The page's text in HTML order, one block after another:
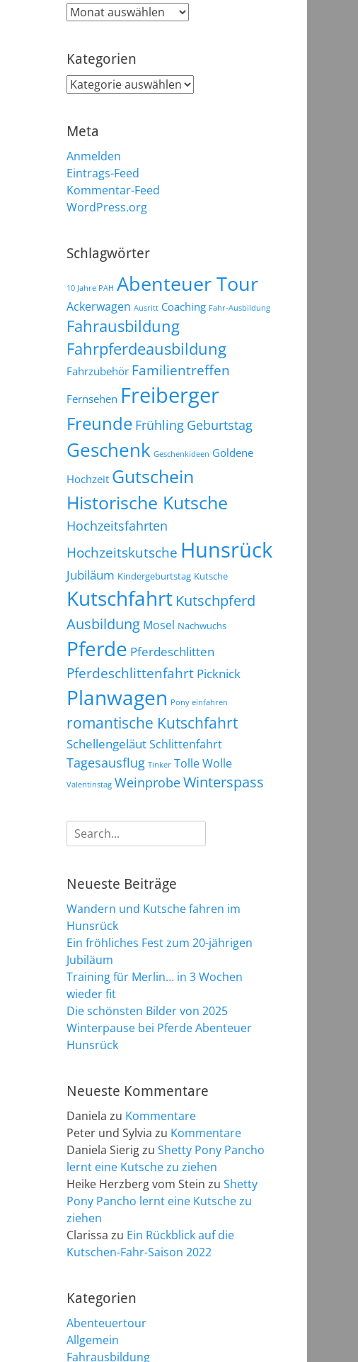
Archiv
Kategorien
Kategorien
Meta
Anmelden
Eintrags-Feed
Kommentar-Feed
WordPress.org
Schlagwörter
10 Jahre PAH Abenteuer Tour
Ackerwagen Ausritt Coaching Fahr-Ausbildung
Fahrausbildung
Fahrpferdeausbildung
Fahrzubehör Familientreffen
Fernsehen Freiberger
Freunde Frühling Geburtstag
Geschenk Geschenkideen Goldene
Hochzeit Gutschein
Historische Kutsche
Hochzeitsfahrten
Hochzeitskutsche Hunsrück
Jubiläum Kindergeburtstag Kutsche
Kutschfahrt Kutschpferd
Ausbildung Mosel Nachwuchs
Pferde Pferdeschlitten
Pferdeschlittenfahrt Picknick
Planwagen Pony einfahren
romantische Kutschfahrt
SchellengeläutSchlittenfahrt
Tagesausflug Tinker Tolle Wolle
Valentinstag WeinprobeWinterspass
Suchen
nach:
Neueste Beiträge
Wandern und Kutsche fahren im
Hunsrück
Ein fröhliches Fest zum 20-jährigen
Jubiläum
Training für Merlin… in 3 Wochen
wieder fit
Die schönsten Bilder von 2025
Winterpause bei Pferde Abenteuer
Hunsrück
Neueste Kommentare
Daniela zu Kommentare
Peter und Sylvia zu Kommentare
Daniela Sierigzu Shetty Pony Pancho
lernt eine Kutsche zu ziehen
Heike Herzberg vom Stein zu Shetty
Pony Pancho lernt eine Kutsche zu
ziehen
Clarissa zu Ein Rückblick auf die
Kutschen-Fahr-Saison 2022
Kategorien
Abenteuertour
Allgemein
Fahrausbildung